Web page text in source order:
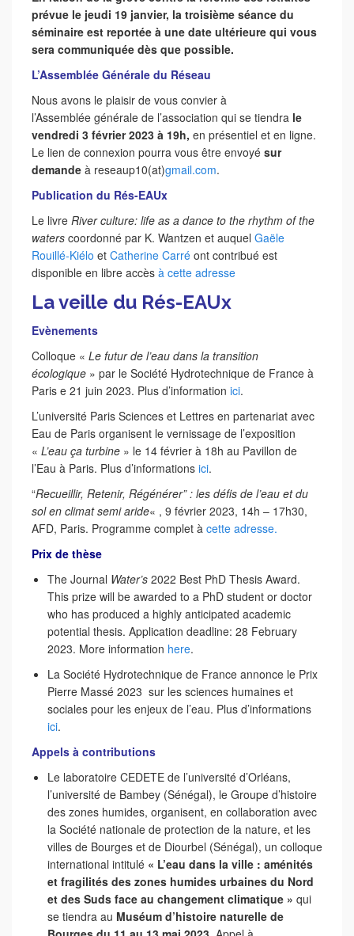
prévue le jeudi 19 janvier, la troisième séance du
séminaire est reportée à une date ultérieure qui vous
sera communiquée dès que possible.
L’Assemblée Générale du Réseau
Nous avons le plaisir de vous convier à
l’Assemblée générale de l’association qui se tiendra le
vendredi 3 février 2023 à 19h, en présentiel et en ligne.
Le lien de connexion pourra vous être envoyé sur
demande à reseaup10(at)gmail.com.
Publication du Rés-EAUx
Le livre River culture: life as a dance to the rhythm of the
waters coordonné par K. Wantzen et auquel Gaële
Rouillé-Kiélo et Catherine Carré ont contribué est
disponible en libre accès à cette adresse
La veille du Rés-EAUx
Evènements
Colloque « Le futur de l’eau dans la transition
écologique » par le Société Hydrotechnique de France à
Paris e 21 juin 2023. Plus d’information ici.
L’université Paris Sciences et Lettres en partenariat avec
Eau de Paris organisent le vernissage de l’exposition
« L’eau ça turbine » le 14 février à 18h au Pavillon de
l’Eau à Paris. Plus d’informations ici.
“Recueillir, Retenir, Régénérer” : les défis de l’eau et du
sol en climat semi aride« , 9 février 2023, 14h – 17h30,
AFD, Paris. Programme complet à cette adresse.
Prix de thèse
The Journal Water’s 2022 Best PhD Thesis Award.
This prize will be awarded to a PhD student or doctor
who has produced a highly anticipated academic
potential thesis. Application deadline: 28 February
2023. More information here.
La Société Hydrotechnique de France annonce le Prix
Pierre Massé 2023 sur les sciences humaines et
sociales pour les enjeux de l’eau. Plus d’informations
ici.
Appels à contributions
Le laboratoire CEDETE de l’université d’Orléans,
l’université de Bambey (Sénégal), le Groupe d’histoire
des zones humides, organisent, en collaboration avec
la Société nationale de protection de la nature, et les
villes de Bourges et de Diourbel (Sénégal), un colloque
international intitulé « L’eau dans la ville : aménités
et fragilités des zones humides urbaines du Nord
et des Suds face au changement climatique » qui
se tiendra au Muséum d’histoire naturelle de